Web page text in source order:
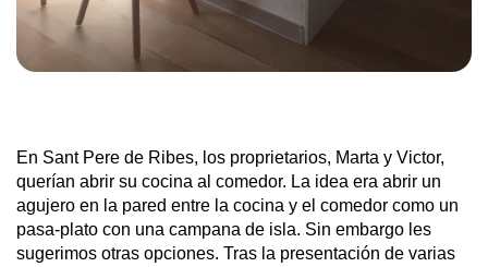
En Sant Pere de Ribes, los proprietarios, Marta y Victor,
querían abrir su cocina al comedor. La idea era abrir un
agujero en la pared entre la cocina y el comedor como un
pasa-plato con una campana de isla. Sin embargo les
sugerimos otras opciones. Tras la presentación de varias